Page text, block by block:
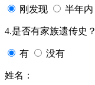
刚发现 半年内
4.是否有家族遗传史？
有 没有
姓名：